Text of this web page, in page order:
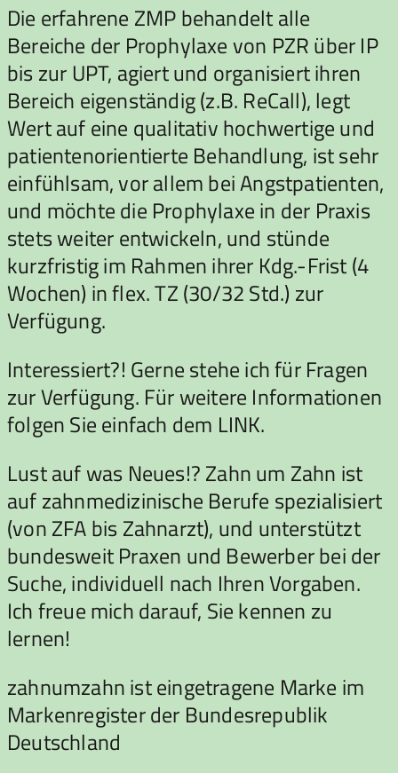
Die erfahrene ZMP behandelt alle
Bereiche der Prophylaxe von PZR über IP
bis zur UPT, agiert und organisiert ihren
Bereich eigenständig (z.B. ReCall), legt
Wert auf eine qualitativ hochwertige und
patientenorientierte Behandlung, ist sehr
einfühlsam, vor allem bei Angstpatienten,
und möchte die Prophylaxe in der Praxis
stets weiter entwickeln, und stünde
kurzfristig im Rahmen ihrer Kdg.-Frist (4
Wochen) in flex. TZ (30/32 Std.) zur
Verfügung.
Interessiert?! Gerne stehe ich für Fragen
zur Verfügung. Für weitere Informationen
folgen Sie einfach dem LINK.
Lust auf was Neues!? Zahn um Zahn ist
auf zahnmedizinische Berufe spezialisiert
(von ZFA bis Zahnarzt), und unterstützt
bundesweit Praxen und Bewerber bei der
Suche, individuell nach Ihren Vorgaben.
Ich freue mich darauf, Sie kennen zu
lernen!
zahnumzahn ist eingetragene Marke im
Markenregister der Bundesrepublik
Deutschland